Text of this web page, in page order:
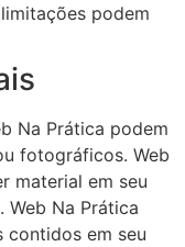
podem
Na Prática podem
fotográficos. Web
material em seu
Na Prática
contidos em seu